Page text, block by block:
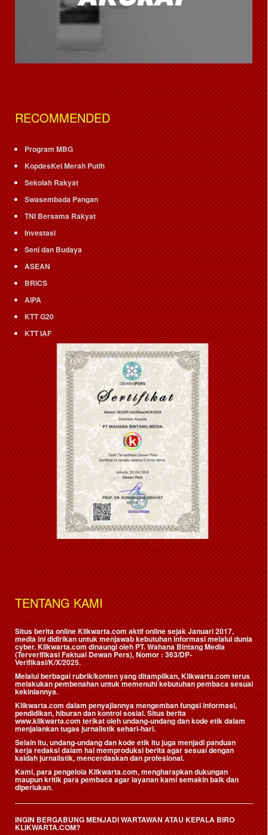
RECOMMENDED
Program MBG
KopdesKel Merah Putih
Sekolah Rakyat
Swasembada Pangan
TNI Bersama Rakyat
Investasi
Seni dan Budaya
ASEAN
BRICS
AIPA
KTT G20
KTT IAF
TENTANG KAMI
Situs berita online Klikwarta.com aktif online sejak Januari 2017,
media ini didirikan untuk menjawab kebutuhan informasi melalui dunia
cyber. Klikwarta.com dinaungi oleh PT. Wahana Bintang Media
(Terverifikasi Faktual Dewan Pers), Nomor : 363/DP-
Verifikasi/K/X/2025.
Melalui berbagai rubrik/konten yang ditampilkan, Klikwarta.com terus
melakukan pembenahan untuk memenuhi kebutuhan pembaca sesuai
kekiniannya.
Klikwarta.com dalam penyajiannya mengemban fungsi informasi,
pendidikan, hiburan dan kontrol sosial. Situs berita
www.klikwarta.com terikat oleh undang-undang dan kode etik dalam
menjalankan tugas jurnalistik sehari-hari.
Selain itu, undang-undang dan kode etik itu juga menjadi panduan
kerja redaksi dalam hal memproduksi berita agar sesuai dengan
kaidah jurnalistik, mencerdaskan dan profesional.
Kami, para pengelola Klikwarta.com, mengharapkan dukungan
maupun kritik para pembaca agar layanan kami semakin baik dan
diperlukan.
INGIN BERGABUNG MENJADI WARTAWAN ATAU KEPALA BIRO
KLIKWARTA.COM?